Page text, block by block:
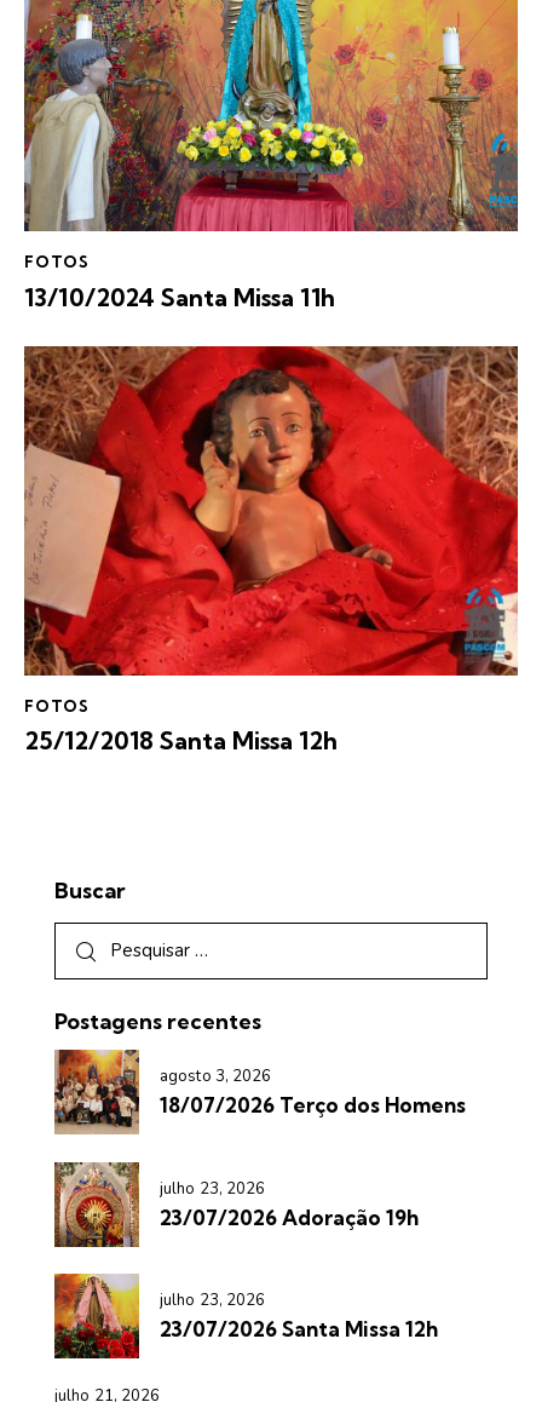
FOTOS
13/10/2024 Santa Missa 11h
FOTOS
25/12/2018 Santa Missa 12h
Buscar
Postagens recentes
agosto 3, 2026
18/07/2026 Terço dos Homens
julho 23, 2026
23/07/2026 Adoração 19h
julho 23, 2026
23/07/2026 Santa Missa 12h
julho 21, 2026